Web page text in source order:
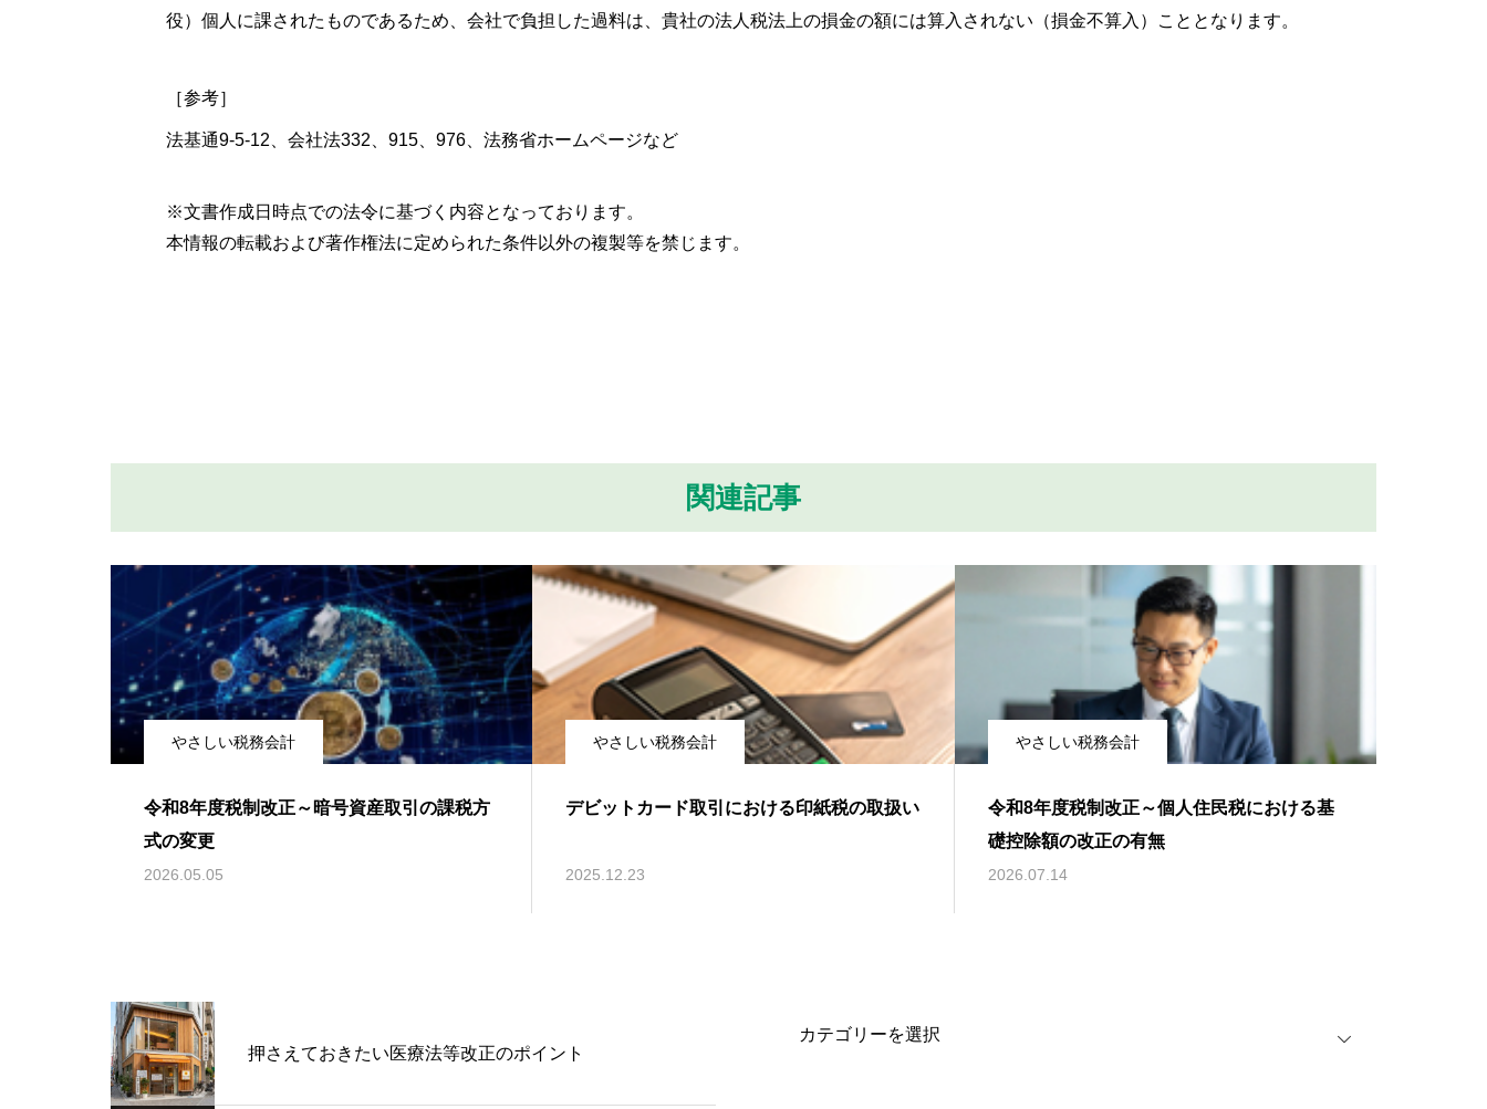
役）個人に課されたものであるため、会社で負担した過料は、貴社の法人税法上の損金の額には算入されない（損金不算入）こととなります。
［参考］
法基通9-5-12、会社法332、915、976、法務省ホームページなど
※文書作成日時点での法令に基づく内容となっております。
本情報の転載および著作権法に定められた条件以外の複製等を禁じます。
関連記事
やさしい税務会計
令和8年度税制改正～暗号資産取引の課税方
式の変更
2026.05.05
やさしい税務会計
デビットカード取引における印紙税の取扱い
2025.12.23
やさしい税務会計
令和8年度税制改正～個人住民税における基
礎控除額の改正の有無
2026.07.14
押さえておきたい医療法等改正のポイント